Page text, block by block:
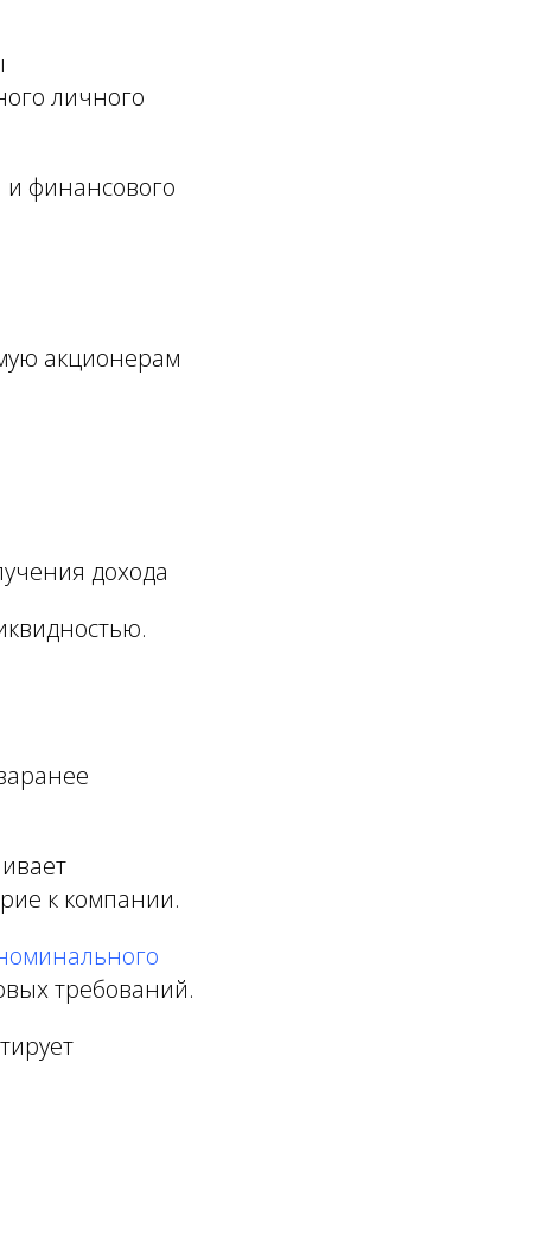
личного
финансового
акционерам
дохода
к компании.
требований.